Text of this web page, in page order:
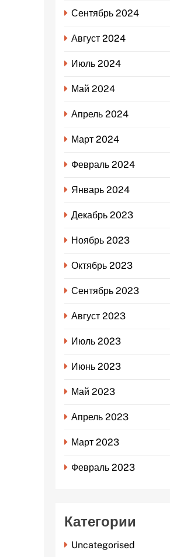
Сентябрь 2024
Август 2024
Июль 2024
Май 2024
Апрель 2024
Март 2024
Февраль 2024
Январь 2024
Декабрь 2023
Ноябрь 2023
Октябрь 2023
Сентябрь 2023
Август 2023
Июль 2023
Июнь 2023
Май 2023
Апрель 2023
Март 2023
Февраль 2023
Категории
Uncategorised